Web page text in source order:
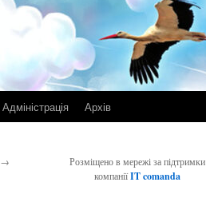
Адміністрація Архів
→
Розміщено в мережі за підтримки
компаніїIT comanda